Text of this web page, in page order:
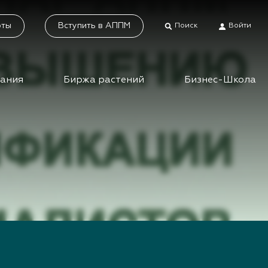
Вступить в АППМ Поиск Войти
Биржа растений Бизнес-Школа
растений
школа
Система добровольной
сертификации
«Зелёные» стандарты
Новости